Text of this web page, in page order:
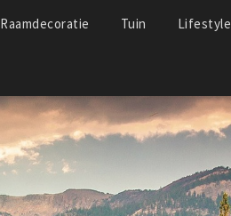
Raamdecoratie Tuin Lifestyle